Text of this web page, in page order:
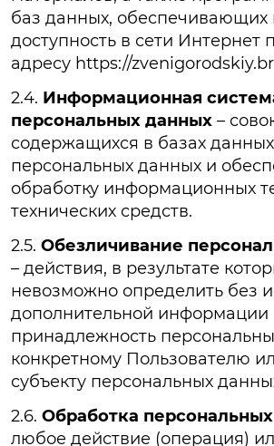
баз данных, обеспечивающих
доступность в сети Интернет
адресу https://
2.4. Информационная
персональных данных –
содержащихся в базах данных
персональных данных и
обработку информационных
технических средств.
2.5. Обезличивание
– действия, в результате
невозможно определить без
дополнительной информации
принадлежность
конкретному Пользователю
субъекту персональных
2.6. Обработка
любое действие (операция)